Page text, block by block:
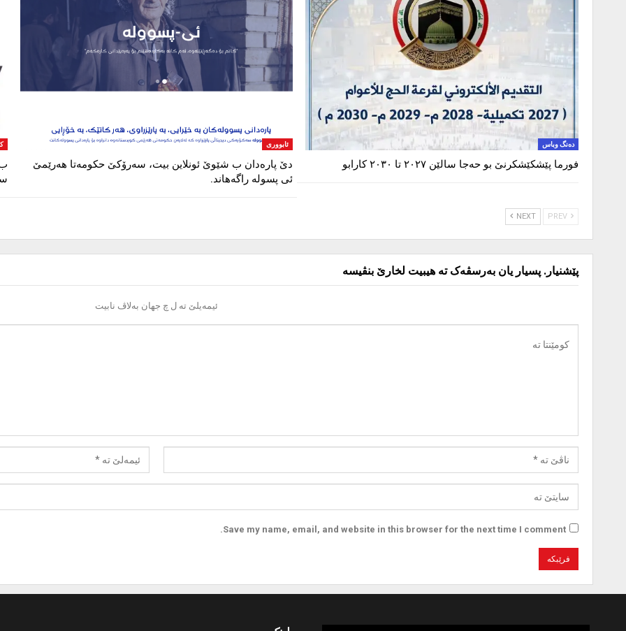
دەنگ وباس
فورما پێشکێشکرنێ بو ‌حەجا سالێن ٢٠٢٧ تا ٢٠٣٠ کارابو
ئابووری
دێ پارەدان ب شێوێ ئونلاین بیت، سەرۆکێ حکومەتا هەرێمێ
ئی پسولە راگەهاند.
NEXT
پێشنیار. پسیار یان بەرسڤەک تە هیبیت لخارێ بنڤیسە
ئیمەیلێ تە ل چ جهان بەلاڤ نابیت
Save my name, email, and website in this browser for the next time I comment.